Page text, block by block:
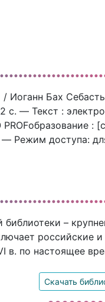
/ Иоганн Бах
c. — Текст :
:
Режим доступа:
–
российские
в. по настоящее
Скачать